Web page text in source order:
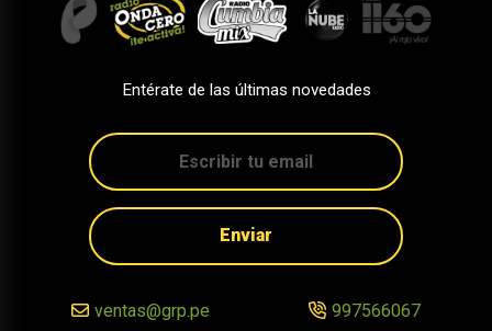
Entérate de las últimas novedades
Enviar
ventas@grp.pe 997566067